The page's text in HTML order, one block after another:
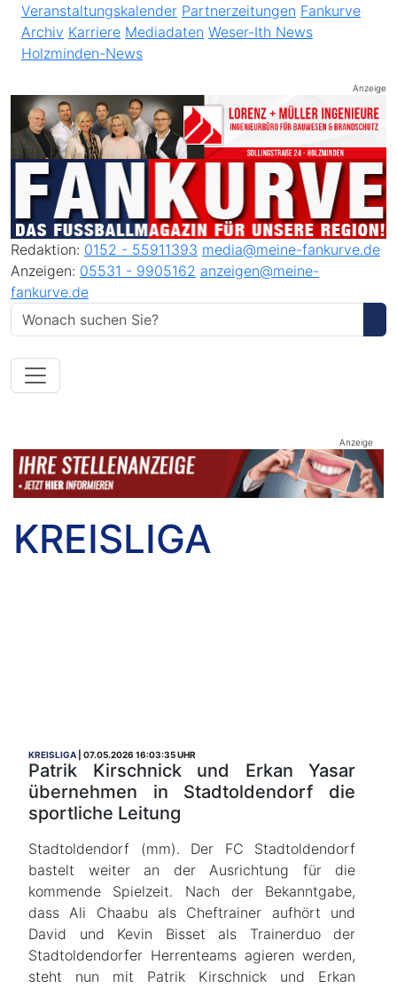
Veranstaltungskalender Partnerzeitungen Fankurve
Archiv Karriere Mediadaten Weser-Ith News
Holzminden-News
Anzeige
Redaktion: 0152 - 55911393 media@meine-fankurve.de
Anzeigen: 05531 - 9905162 anzeigen@meine-
fankurve.de
Anzeige
KREISLIGA
KREISLIGA 07.05.2026 16:03:35 UHR
Patrik Kirschnick und Erkan Yasar
übernehmen in Stadtoldendorf die
sportliche Leitung
Stadtoldendorf (mm). Der FC Stadtoldendorf
bastelt weiter an der Ausrichtung für die
kommende Spielzeit. Nach der Bekanntgabe,
dass Ali Chaabu als Cheftrainer aufhört und
David und Kevin Bisset als Trainerduo der
Stadtoldendorfer Herrenteams agieren werden,
steht nun mit Patrik Kirschnick und Erkan